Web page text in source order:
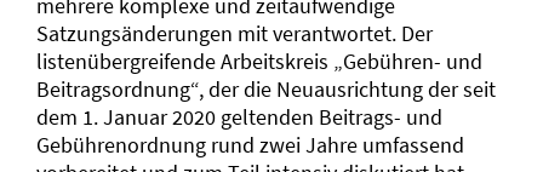
mehrere komplexe und zeitaufwendige
Satzungsänderungen mit verantwortet. Der
listenübergreifende Arbeitskreis „Gebühren- und
Beitragsordnung“, der die Neuausrichtung der seit
dem 1. Januar 2020 geltenden Beitrags- und
Gebührenordnung rund zwei Jahre umfassend